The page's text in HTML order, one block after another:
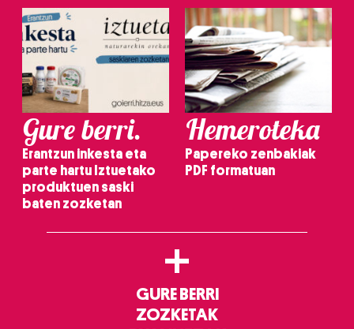
Gure berri.
Erantzun inkesta eta
parte hartu Iztuetako
produktuen saski
baten zozketan
Hemeroteka
Papereko zenbakiak
PDF formatuan
+
GURE BERRI
ZOZKETAK